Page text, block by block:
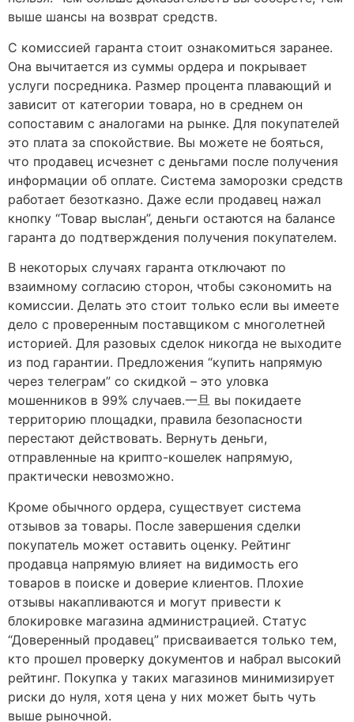
выше шансы на возврат средств.
С комиссией гаранта стоит ознакомиться заранее.
Она вычитается из суммы ордера и покрывает
услуги посредника. Размер процента плавающий и
зависит от категории товара, но в среднем он
сопоставим с аналогами на рынке. Для покупателей
это плата за спокойствие. Вы можете не бояться,
что продавец исчезнет с деньгами после получения
информации об оплате. Система заморозки средств
работает безотказно. Даже если продавец нажал
кнопку “Товар выслан”, деньги остаются на балансе
гаранта до подтверждения получения покупателем.
В некоторых случаях гаранта отключают по
взаимному согласию сторон, чтобы сэкономить на
комиссии. Делать это стоит только если вы имеете
дело с проверенным поставщиком с многолетней
историей. Для разовых сделок никогда не выходите
из под гарантии. Предложения “купить напрямую
через телеграм” со скидкой – это уловка
мошенников в 99% случаев.一旦 вы покидаете
территорию площадки, правила безопасности
перестают действовать. Вернуть деньги,
отправленные на крипто-кошелек напрямую,
практически невозможно.
Кроме обычного ордера, существует система
отзывов за товары. После завершения сделки
покупатель может оставить оценку. Рейтинг
продавца напрямую влияет на видимость его
товаров в поиске и доверие клиентов. Плохие
отзывы накапливаются и могут привести к
блокировке магазина администрацией. Статус
“Доверенный продавец” присваивается только тем,
кто прошел проверку документов и набрал высокий
рейтинг. Покупка у таких магазинов минимизирует
риски до нуля, хотя цена у них может быть чуть
выше рыночной.